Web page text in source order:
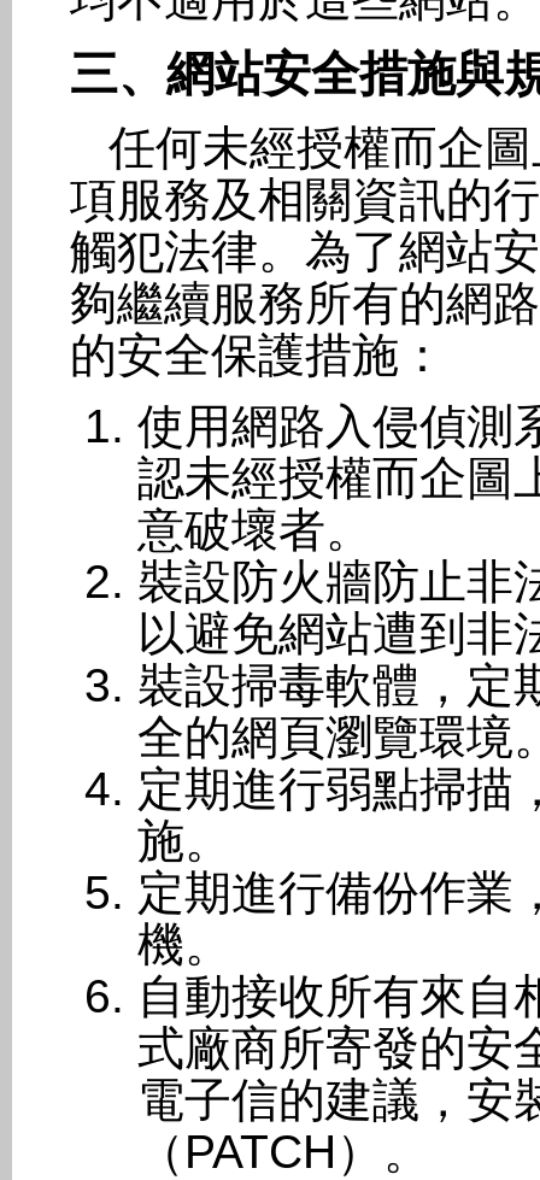
三、網站安全措施與
任何未經授權而企
項服務及相關資訊的
觸犯法律。為了網站
夠繼續服務所有的網
的安全保護措施：
使用網路入侵偵測
認未經授權而企圖
意破壞者。
裝設防火牆防止非
以避免網站遭到非
裝設掃毒軟體，定
全的網頁瀏覽環境
定期進行弱點掃描
施。
定期進行備份作業
機。
自動接收所有來自
式廠商所寄發的安
電子信的建議，安
（PATCH）。